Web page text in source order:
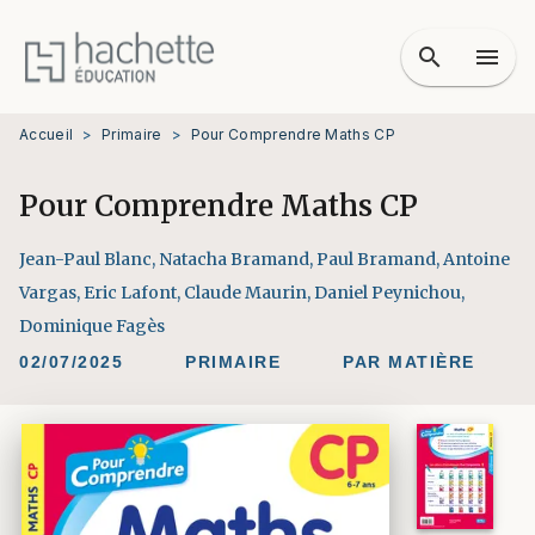
MENU RECHERCHE
PIED DE PAGE
search menu
Accueil > Primaire > Pour Comprendre Maths CP
Pour Comprendre Maths CP
Jean-Paul Blanc, Natacha Bramand,Paul Bramand,Antoine
Vargas, Eric Lafont, Claude Maurin,Daniel Peynichou,
Dominique Fagès
02/07/2025 PRIMAIRE PAR MATIÈRE